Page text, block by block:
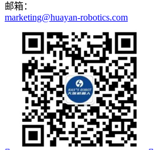
邮箱：
marketing@huayan-robotics.com